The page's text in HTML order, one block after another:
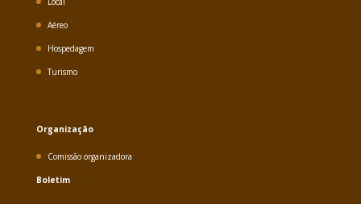
Aéreo
Hospedagem
Turismo
Organização
Comissão organizadora
Boletim